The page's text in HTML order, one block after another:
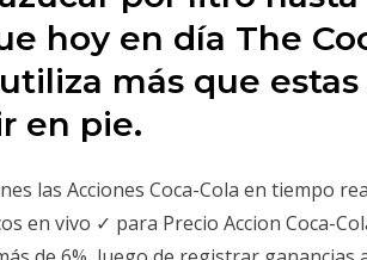
hoy en dí­a The
más que
en pie.
las Acciones Coca-Cola en tiempo
en vivo ✓ para Precio Accion Coca-